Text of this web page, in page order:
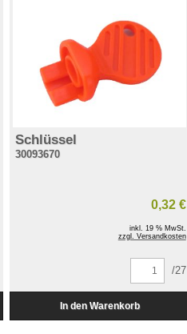
Schlüssel
30093670
0,32 €
inkl. 19 % MwSt.
zzgl. Versandkosten
/27